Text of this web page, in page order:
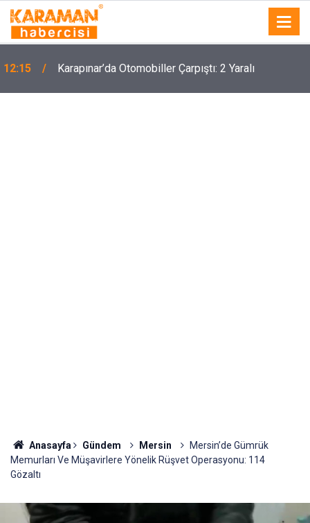
12:15 Karapınar’da Otomobiller Çarpıştı: 2 Yaralı
Anasayfa Gündem Mersin
Mersin’de Gümrük
Memurları Ve Müşavirlere Yönelik Rüşvet Operasyonu: 114
Gözaltı